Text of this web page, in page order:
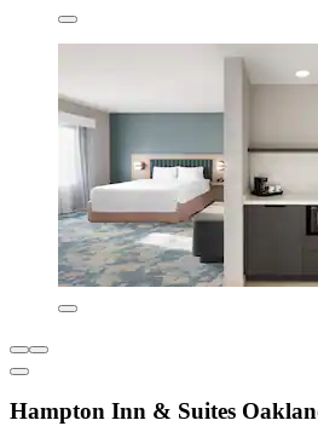
Hampton Inn & Suites